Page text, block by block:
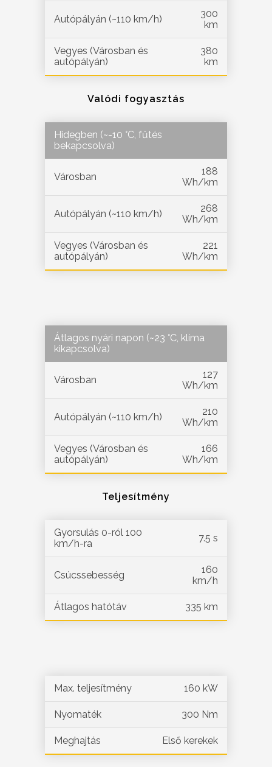
Autópályán (~110 km/h)
300
km
Vegyes (Városban és
autópályán)
380
km
Valódi fogyasztás
Hidegben (~-10 °C, fűtés
bekapcsolva)
Városban
188
Wh/km
Autópályán (~110 km/h)
268
Wh/km
Vegyes (Városban és
autópályán)
221
Wh/km
Átlagos nyári napon (~23 °C, klíma
kikapcsolva)
Városban
127
Wh/km
Autópályán (~110 km/h)
210
Wh/km
Vegyes (Városban és
autópályán)
166
Wh/km
Teljesítmény
Gyorsulás 0-ról 100
km/h-ra
7.5 s
Csúcssebesség
160
km/h
Átlagos hatótáv 335 km
Max. teljesítmény 160 kW
Nyomaték 300 Nm
Meghajtás Első kerekek